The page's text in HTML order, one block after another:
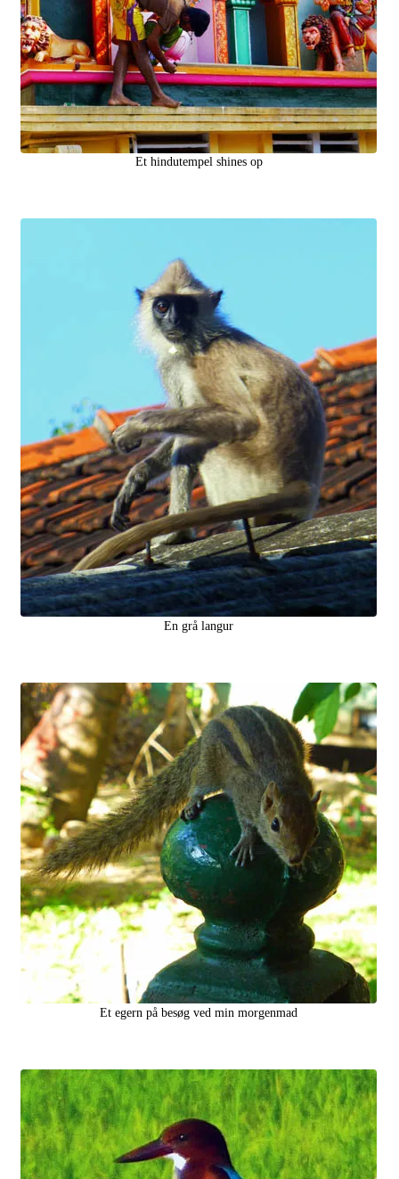
Et hindutempel shines op
En grå langur
Et egern på besøg ved min morgenmad